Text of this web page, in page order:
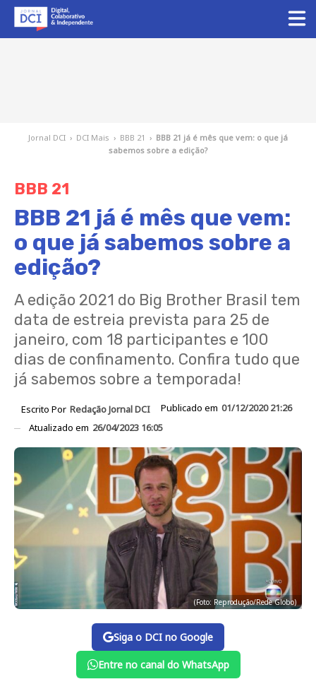
Jornal DCI › DCI Mais › BBB 21 › BBB 21 já é mês que vem: o que já
sabemos sobre a edição?
BBB 21
BBB 21 já é mês que vem:
o que já sabemos sobre a
edição?
A edição 2021 do Big Brother Brasil tem
data de estreia prevista para 25 de
janeiro, com 18 participantes e 100
dias de confinamento. Confira tudo que
já sabemos sobre a temporada!
Escrito Por Redação Jornal DCI Publicado em 01/12/2020 21:26
Atualizado em 26/04/2023 16:05
(Foto: Reprodução/Rede Globo)
Siga o DCI no Google
Entre no canal do WhatsApp